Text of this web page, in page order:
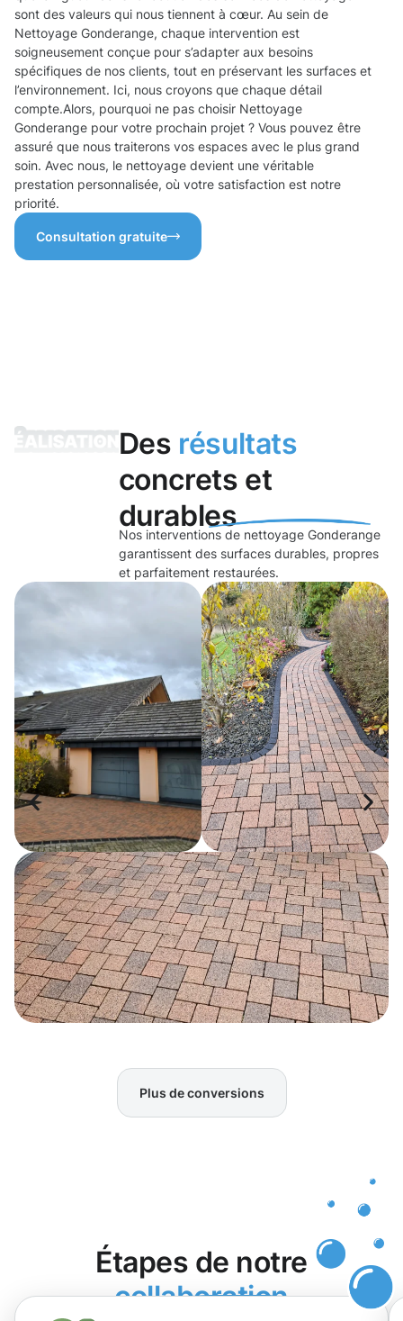
sont des valeurs qui nous tiennent à cœur. Au sein de
Nettoyage Gonderange, chaque intervention est
soigneusement conçue pour s’adapter aux besoins
spécifiques de nos clients, tout en préservant les surfaces et
l’environnement. Ici, nous croyons que chaque détail
compte.Alors, pourquoi ne pas choisir Nettoyage
Gonderange pour votre prochain projet ? Vous pouvez être
assuré que nous traiterons vos espaces avec le plus grand
soin. Avec nous, le nettoyage devient une véritable
prestation personnalisée, où votre satisfaction est notre
priorité.
Consultation gratuite
Des résultats
concrets et
durables
Nos interventions de nettoyage Gonderange
garantissent des surfaces durables, propres
et parfaitement restaurées.
Plus de conversions
Étapes de notre
collaboration